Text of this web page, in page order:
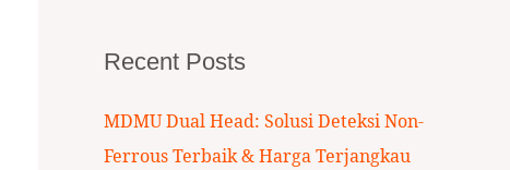
r
c
h
Recent Posts
MDMU Dual Head: Solusi Deteksi Non-
Ferrous Terbaik & Harga Terjangkau